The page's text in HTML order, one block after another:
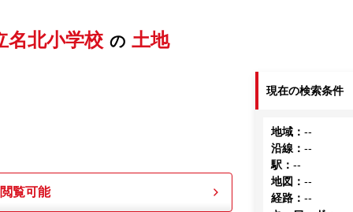
名北小学校 の 土地
覧可能
現在の検索条件
地域 ：--
沿線 ：--
駅 ：--
地図 ：--
経路 ：--